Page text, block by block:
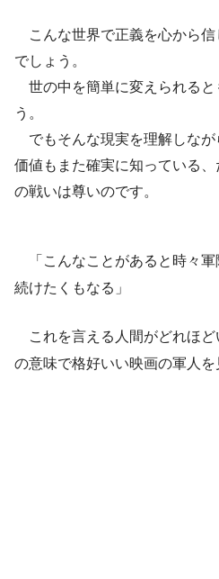
こんな世界で正義を心から信
でしょう。
世の中を簡単に変えられると
う。
でもそんな現実を理解しなが
価値もまた確実に知っている
の戦いは尊いのです。
「こんなことがあると時々軍
続けたくもなる」
これを言える人間がどれほど
の意味で格好いい映画の軍人を